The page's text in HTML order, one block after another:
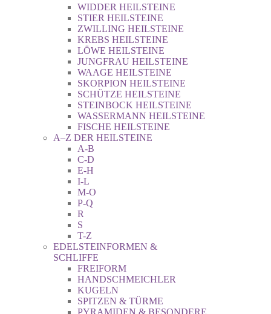
WIDDER HEILSTEINE
STIER HEILSTEINE
ZWILLING HEILSTEINE
KREBS HEILSTEINE
LÖWE HEILSTEINE
JUNGFRAU HEILSTEINE
WAAGE HEILSTEINE
SKORPION HEILSTEINE
SCHÜTZE HEILSTEINE
STEINBOCK HEILSTEINE
WASSERMANN HEILSTEINE
FISCHE HEILSTEINE
A–Z DER HEILSTEINE
A-B
C-D
E-H
I-L
M-O
P-Q
R
S
T-Z
EDELSTEINFORMEN &
SCHLIFFE
FREIFORM
HANDSCHMEICHLER
KUGELN
SPITZEN & TÜRME
PYRAMIDEN & BESONDERE